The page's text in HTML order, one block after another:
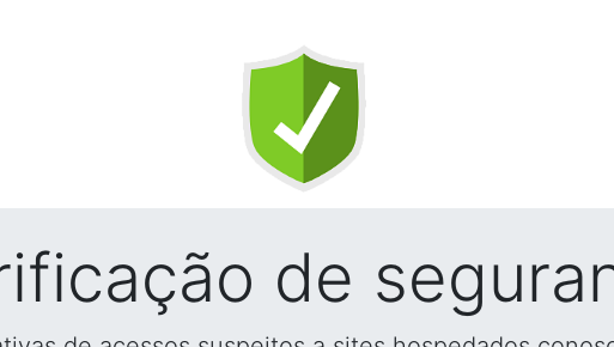
de